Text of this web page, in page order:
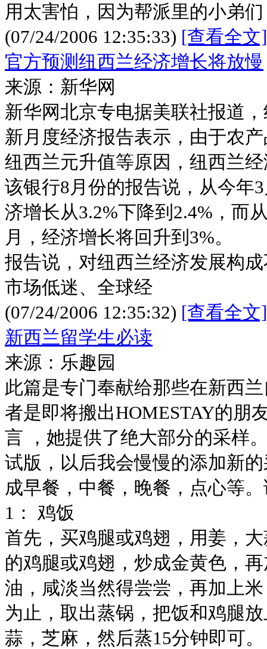
用太害怕，因为帮派里的小弟
(07/24/2006 12:35:33) [查看全文]
官方预测纽西兰经济增长将放慢
来源：新华网
新华网北京专电据美联社报道
新月度经济报告表示，由于农
纽西兰元升值等原因，纽西兰
该银行8月份的报告说，从今年
济增长从3.2%下降到2.4%，而
月，经济增长将回升到3%。
报告说，对纽西兰经济发展构
市场低迷、全球经
(07/24/2006 12:35:32) [查看全文]
新西兰留学生必读
来源：乐趣园
此篇是专门奉献给那些在新西
者是即将搬出HOMESTAY的朋
言 ，她提供了绝大部分的采样
试版，以后我会慢慢的添加新
成早餐，中餐，晚餐，点心等
1： 鸡饭
首先，买鸡腿或鸡翅，用姜，
的鸡腿或鸡翅，炒成金黄色，
油，咸淡当然得尝尝，再加上
为止，取出蒸锅，把饭和鸡腿
蒜，芝麻，然后蒸15分钟即可